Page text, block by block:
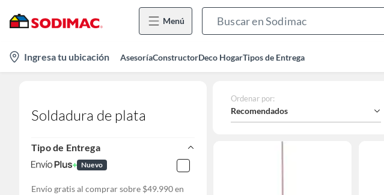
Menú
location-
icon
Ingresa tu ubicación AsesoríaConstructorDeco HogarTipos de Entrega
Soldadura de plata
Tipo de Entrega
Nuevo
Envío gratis al comprar sobre $49.990 en
Ordenar por:
Recomendados